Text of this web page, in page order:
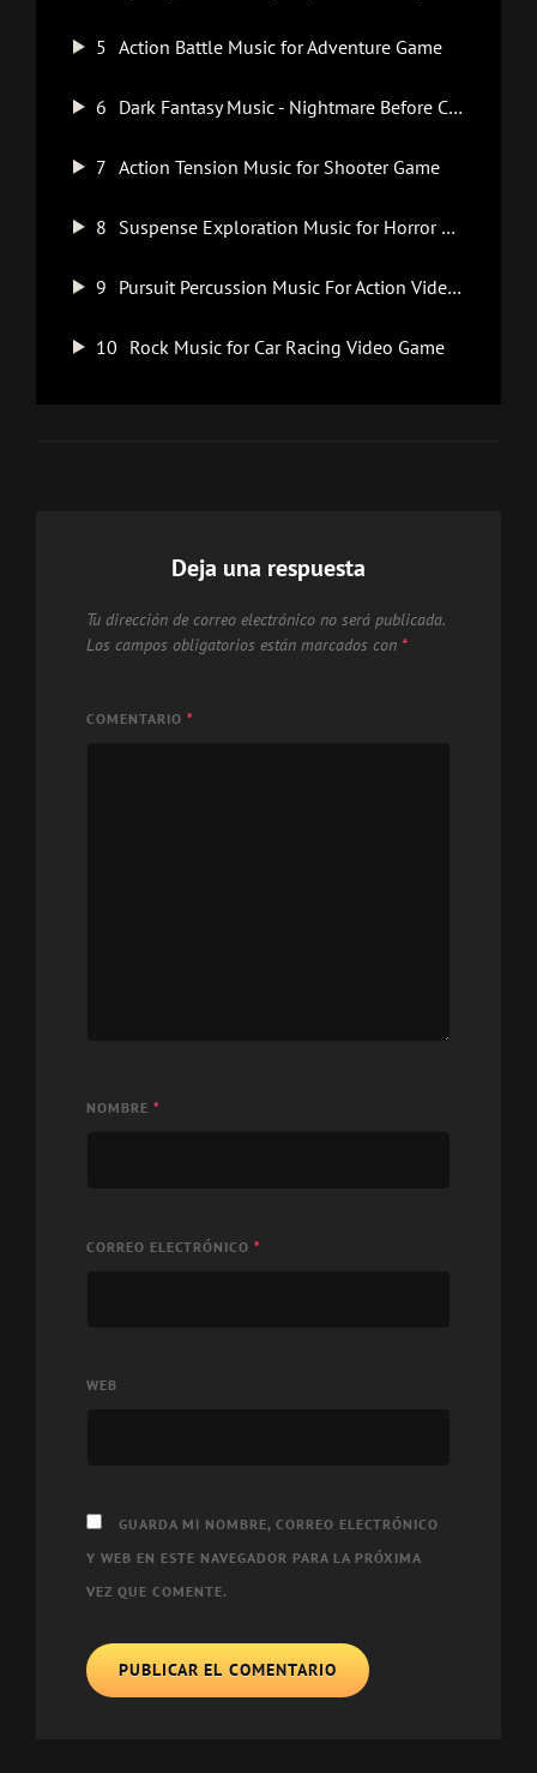
5 Action Battle Music for Adventure Game
6 Dark Fantasy Music - Nightmare Before Christmas Style
7 Action Tension Music for Shooter Game
8 Suspense Exploration Music for Horror Game
9 Pursuit Percussion Music For Action Video Game
10 Rock Music for Car Racing Video Game
Deja una respuesta
Tu dirección de correo electrónico no será publicada.
Los campos obligatorios están marcados con *
COMENTARIO *
NOMBRE *
CORREO ELECTRÓNICO *
WEB
GUARDA MI NOMBRE, CORREO ELECTRÓNICO
Y WEB EN ESTE NAVEGADOR PARA LA PRÓXIMA
VEZ QUE COMENTE.